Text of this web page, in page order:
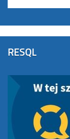
RESQL